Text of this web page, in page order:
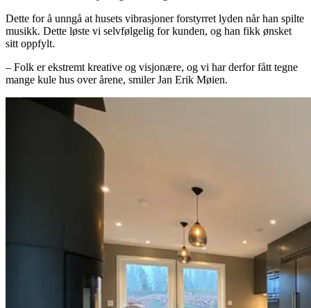
Dette for å unngå at husets vibrasjoner forstyrret lyden når han spilte
musikk. Dette løste vi selvfølgelig for kunden, og han fikk ønsket
sitt oppfylt.
– Folk er ekstremt kreative og visjonære, og vi har derfor fått tegne
mange kule hus over årene, smiler Jan Erik Møien.